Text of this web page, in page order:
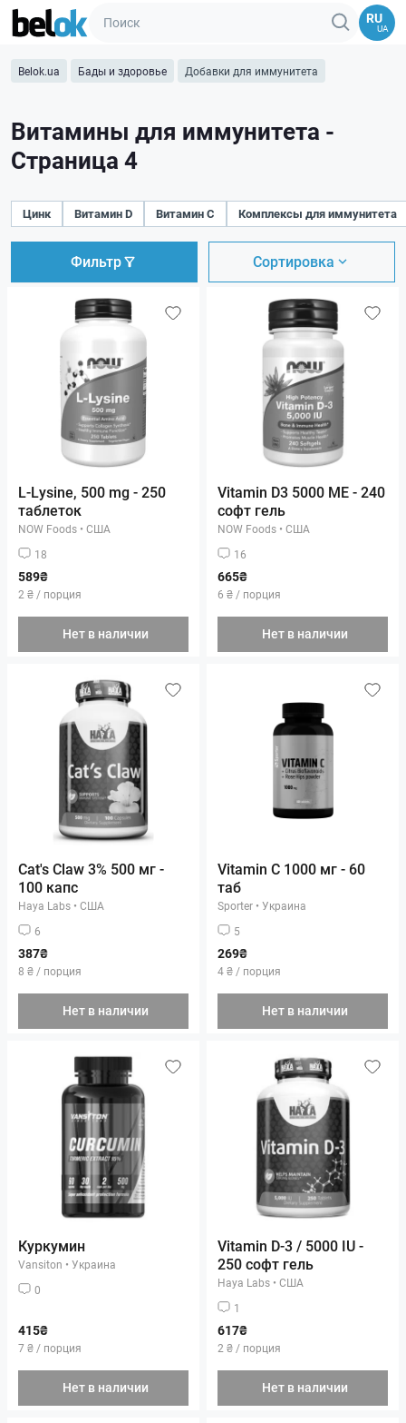
RU
UA
Belok.ua Бады и здоровье Добавки для иммунитета
Витамины для иммунитета -
Страница 4
Цинк Витамин D Витамин C Комплексы для иммунитета
Фильтр Сортировка
L-Lysine, 500 mg - 250
таблеток
NOW Foods • США
18
589₴
2 ₴ / порция
Нет в наличии
Vitamin D3 5000 ME - 240
софт гель
NOW Foods • США
16
665₴
6 ₴ / порция
Нет в наличии
Cat's Claw 3% 500 мг -
100 капс
Haya Labs • США
6
387₴
8 ₴ / порция
Нет в наличии
Vitamin C 1000 мг - 60
таб
Sporter • Украина
5
269₴
4 ₴ / порция
Нет в наличии
Куркумин
Vansiton • Украина
0
415₴
7 ₴ / порция
Нет в наличии
Vitamin D-3 / 5000 IU -
250 софт гель
Haya Labs • США
1
617₴
2 ₴ / порция
Нет в наличии